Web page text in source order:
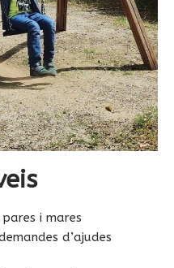
i mares
d’ajudes